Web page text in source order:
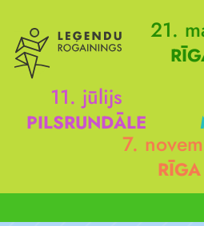
21.
11. jūlijs
PILSRUNDĀLE
7.
RĪGA